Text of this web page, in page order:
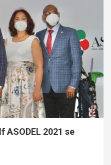
ASODEL 2021 se